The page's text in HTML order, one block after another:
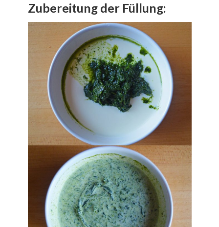
Zubereitung der Füllung: